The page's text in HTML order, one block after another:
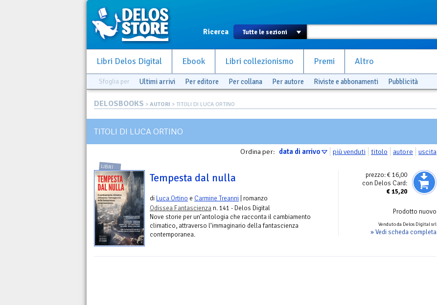
Ricerca
Libri Delos Digital Ebook Libri collezionismo Premi Altro
Sfoglia per Ultimi arrivi Per editore Per collana Per autore Riviste e abbonamenti Pubblicità
DELOSBOOKS > AUTORI > TITOLI DI LUCA ORTINO
TITOLI DI LUCA ORTINO
Ordina per: data di arrivo più venduti titolo autore uscita
prezzo:€ 16,00
con Delos Card:
€15,20
Prodotto nuovo
Venduto da Delos Digital srl
» Vedi scheda completa
LIBRI
Tempesta dal nulla
di Luca Ortino e Carmine Treanni | romanzo
Odissea Fantascienza n. 141 - Delos Digital
Nove storie per un’antologia che racconta il cambiamento
climatico, attraverso l’immaginario della fantascienza
contemporanea.